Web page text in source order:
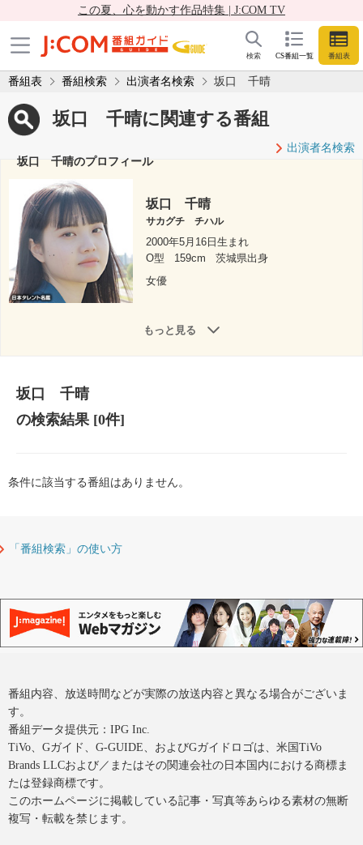
この夏、心を動かす作品特集 | J:COM TV
CS番組一覧 番組表
検索
番組表 番組検索 出演者名検索 坂口 千晴
坂口 千晴に関連する番組
出演者名検索
坂口 千晴のプロフィール
坂口 千晴
サカグチ チハル
2000年5月16日生まれ
O型
159cm
茨城県出身
女優
もっと見る
坂口 千晴
の検索結果[0件]
条件に該当する番組はありません。
「番組検索」の使い方
番組内容、放送時間などが実際の放送内容と異なる場合がございま
す。
番組データ提供元：IPG Inc.
TiVo、Gガイド、G-GUIDE、およびGガイドロゴは、米国TiVo
Brands LLCおよび／またはその関連会社の日本国内における商標ま
たは登録商標です。
このホームページに掲載している記事・写真等あらゆる素材の無断
複写・転載を禁じます。